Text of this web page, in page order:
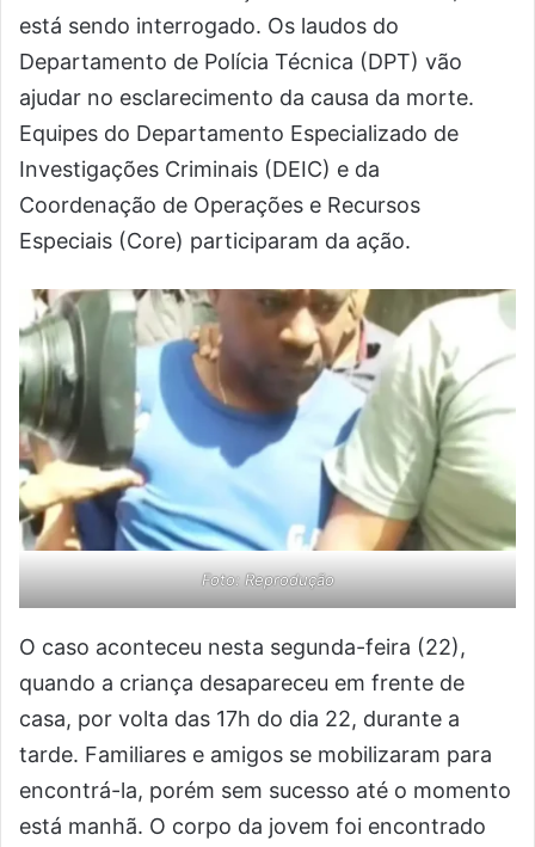
está sendo interrogado. Os laudos do
Departamento de Polícia Técnica (DPT) vão
ajudar no esclarecimento da causa da morte.
Equipes do Departamento Especializado de
Investigações Criminais (DEIC) e da
Coordenação de Operações e Recursos
Especiais (Core) participaram da ação.
Foto: Reprodução
O caso aconteceu nesta segunda-feira (22),
quando a criança desapareceu em frente de
casa, por volta das 17h do dia 22, durante a
tarde. Familiares e amigos se mobilizaram para
encontrá-la, porém sem sucesso até o momento
está manhã. O corpo da jovem foi encontrado